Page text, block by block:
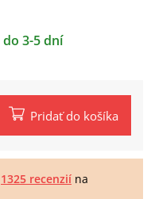
3-5 dní
Pridať do košíka
1325 recenzií na